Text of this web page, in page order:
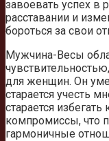
завоевать успех в
расставании и
бороться за свои
Мужчина-Весы
для женщин. Он
старается учесть
старается
компромиссы, что
гармоничные